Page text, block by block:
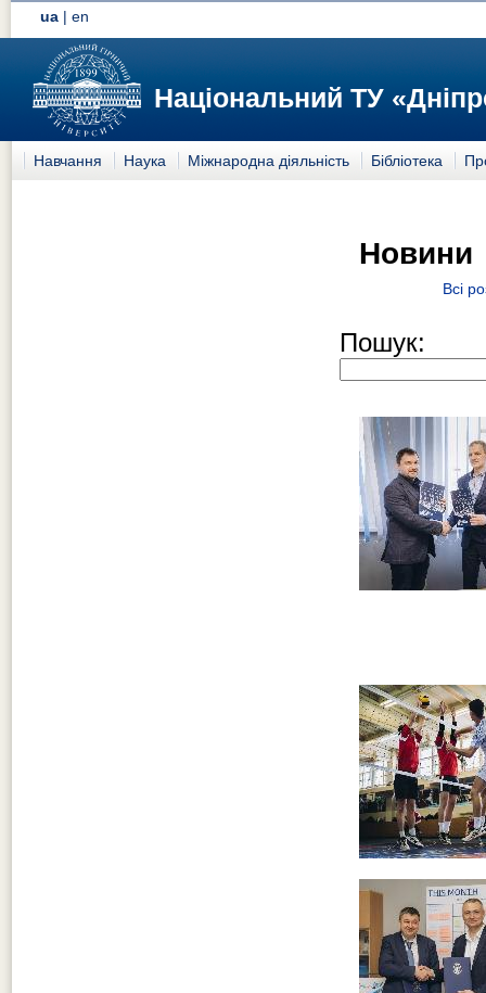
ua |en
Національний ТУ
Навчання Наука Міжнародна діяльність Бібліотека
Новини
Всі
Пошук: